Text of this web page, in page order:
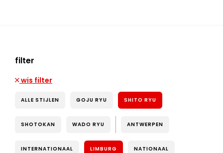
filter
wis filter
ALLE STIJLEN GOJU RYU SHITO RYU
SHOTOKAN WADO RYU ANTWERPEN
INTERNATIONAAL LIMBURG NATIONAAL